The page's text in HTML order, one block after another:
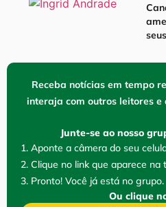
Receba notícias em tempo
interaja com outros leitores e
Junte-se ao nosso
1. Aponte a câmera do seu
2. Clique no link que aparece na
3. Pronto! Você já está no grupo.
Ou clique